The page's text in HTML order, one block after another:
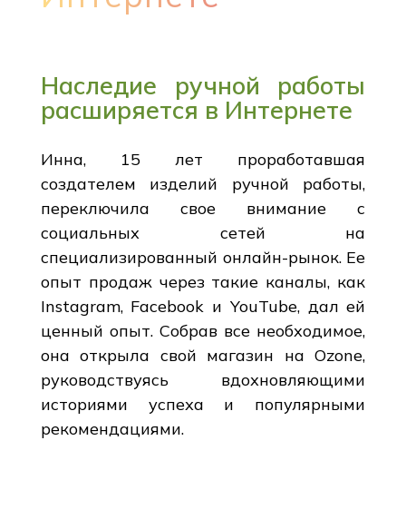
Наследие ручной работы
расширяется в Интернете
Инна, 15 лет проработавшая
создателем изделий ручной работы,
переключила свое внимание с
социальных сетей на
специализированный онлайн-рынок. Ее
опыт продаж через такие каналы, как
Instagram, Facebook и YouTube, дал ей
ценный опыт. Собрав все необходимое,
она открыла свой магазин на Ozone,
руководствуясь вдохновляющими
историями успеха и популярными
рекомендациями.